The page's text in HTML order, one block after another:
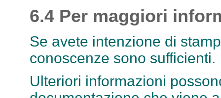
6.4 Per maggiori
Se avete intenzione di
conoscenze sono sufficienti.
Ulteriori informazioni